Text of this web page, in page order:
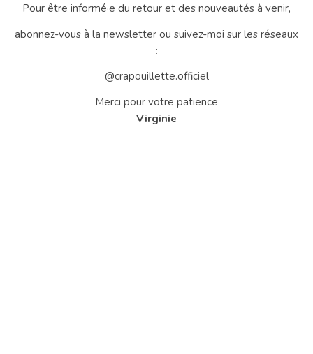
Pour être informé·e du retour et des nouveautés à venir,
abonnez-vous à la newsletter ou suivez-moi sur les réseaux
:
@crapouillette.officiel
Merci pour votre patience
Virginie